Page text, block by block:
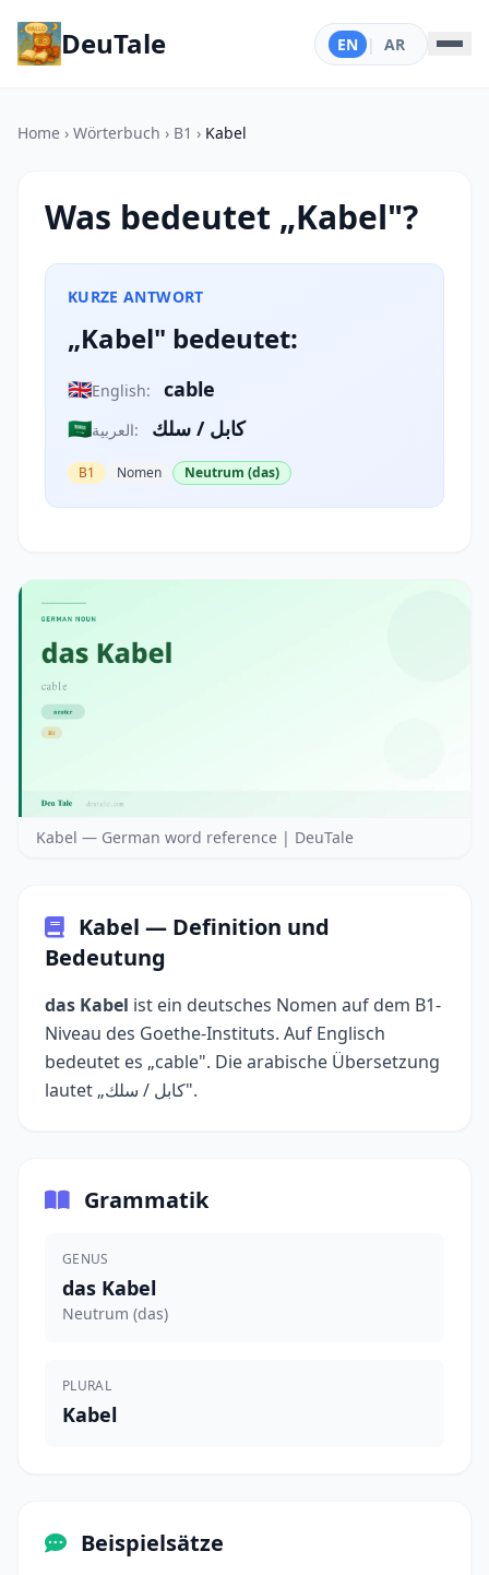
DeuTale EN | AR
Home › Wörterbuch › B1 › Kabel
Was bedeutet „Kabel"?
KURZE ANTWORT
„Kabel" bedeutet:
🇬🇧English:
cable
🇸🇦
العربية: كابل / سلك
B1 Nomen Neutrum (das)
Kabel — German word reference | DeuTale
Kabel — Definition und
Bedeutung
das Kabel ist ein deutsches Nomen auf dem B1-
Niveau des Goethe-Instituts. Auf Englisch
bedeutet es „cable". Die arabische Übersetzung
lautet „كابل / سلك".
Grammatik
GENUS
das Kabel
Neutrum (das)
PLURAL
Kabel
Beispielsätze